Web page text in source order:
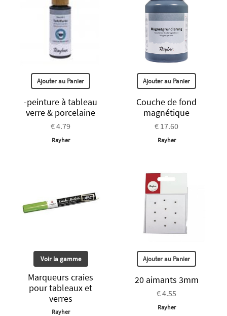
Ajouter au Panier
-peinture à tableau
verre & porcelaine
€ 4.79
Rayher
Ajouter au Panier
Couche de fond
magnétique
€ 17.60
Rayher
Voir la gamme
Marqueurs craies
pour tableaux et
verres
Rayher
Ajouter au Panier
20 aimants 3mm
€ 4.55
Rayher